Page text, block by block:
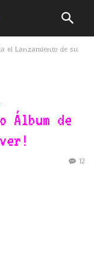
el Lanzamiento de su
Álbum de
12